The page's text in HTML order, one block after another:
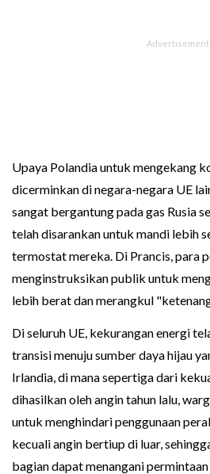
Upaya Polandia untuk mengekang
dicerminkan di negara-negara UE
sangat bergantung pada gas Rusia
telah disarankan untuk mandi lebih
termostat mereka. Di Prancis, para
menginstruksikan publik untuk
lebih berat dan merangkul
Di seluruh UE, kekurangan energi
transisi menuju sumber daya hijau
Irlandia, di mana sepertiga dari
dihasilkan oleh angin tahun lalu,
untuk menghindari penggunaan
kecuali angin bertiup di luar,
bagian dapat menangani